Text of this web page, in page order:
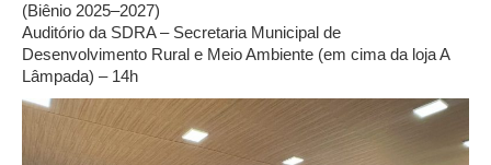
(Biênio 2025–2027)
Auditório da SDRA – Secretaria Municipal de
Desenvolvimento Rural e Meio Ambiente (em cima da loja A
Lâmpada) – 14h